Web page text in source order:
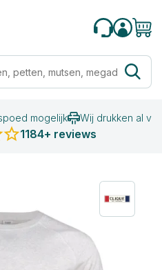
mogelijk Wij drukken al
1184+ reviews